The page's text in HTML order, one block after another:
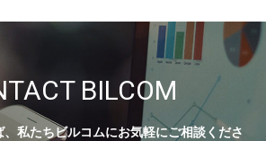
BILCOM
私たちビルコムにお気軽にご相談くださ